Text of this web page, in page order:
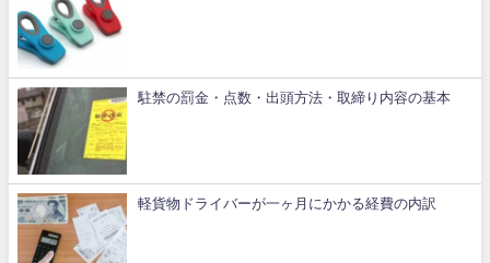
駐禁の罰金・点数・出頭方法・取締り内容の基本
軽貨物ドライバーが一ヶ月にかかる経費の内訳